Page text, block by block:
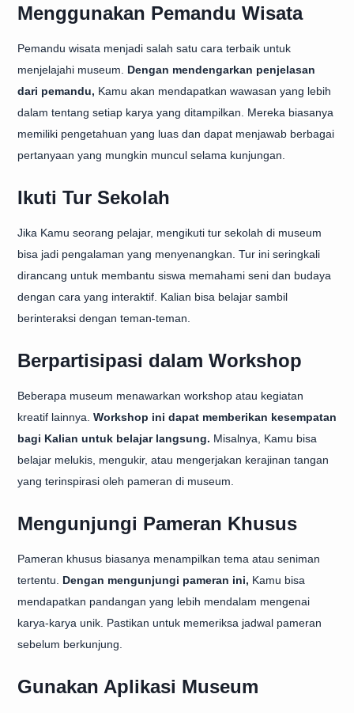
Menggunakan Pemandu Wisata
Pemandu wisata menjadi salah satu cara terbaik untuk
menjelajahi museum. Dengan mendengarkan penjelasan
dari pemandu, Kamu akan mendapatkan wawasan yang lebih
dalam tentang setiap karya yang ditampilkan. Mereka biasanya
memiliki pengetahuan yang luas dan dapat menjawab berbagai
pertanyaan yang mungkin muncul selama kunjungan.
Ikuti Tur Sekolah
Jika Kamu seorang pelajar, mengikuti tur sekolah di museum
bisa jadi pengalaman yang menyenangkan. Tur ini seringkali
dirancang untuk membantu siswa memahami seni dan budaya
dengan cara yang interaktif. Kalian bisa belajar sambil
berinteraksi dengan teman-teman.
Berpartisipasi dalam Workshop
Beberapa museum menawarkan workshop atau kegiatan
kreatif lainnya. Workshop ini dapat memberikan kesempatan
bagi Kalian untuk belajar langsung. Misalnya, Kamu bisa
belajar melukis, mengukir, atau mengerjakan kerajinan tangan
yang terinspirasi oleh pameran di museum.
Mengunjungi Pameran Khusus
Pameran khusus biasanya menampilkan tema atau seniman
tertentu. Dengan mengunjungi pameran ini, Kamu bisa
mendapatkan pandangan yang lebih mendalam mengenai
karya-karya unik. Pastikan untuk memeriksa jadwal pameran
sebelum berkunjung.
Gunakan Aplikasi Museum